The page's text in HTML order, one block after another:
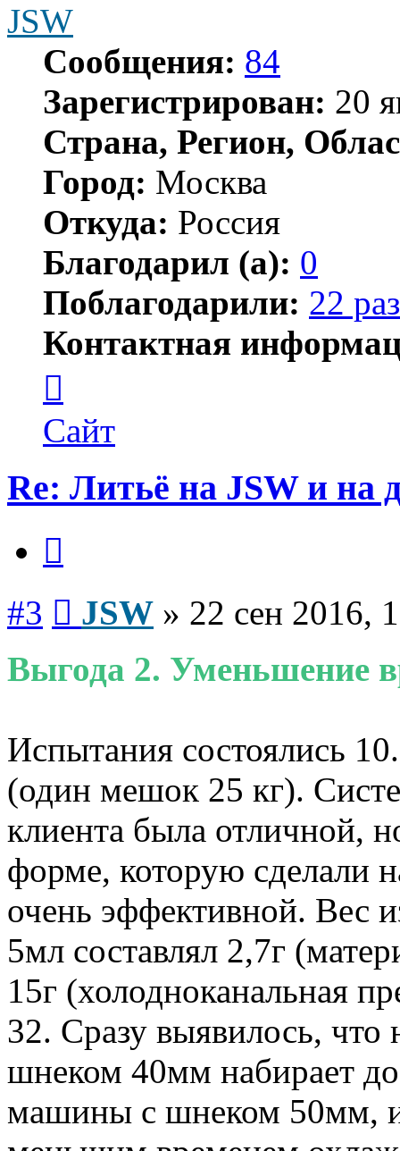
JSW
Сообщения: 84
Зарегистрирован: 20
Страна, Регион,
Город: Москва
Откуда: Россия
Благодарил (а): 0
Поблагодарили: 22
Контактная
пользователя
JSW
Сайт
Re: Литьё на JSW и на
#3 JSW » 22 сен 2016,
Выгода 2. Уменьшение
Испытания состоялись
(один мешок 25 кг).
клиента была отличной,
форме, которую сделали
очень эффективной. Вес
5мл составлял 2,7г
15г (холодноканальная
32. Сразу выявилось, что
шнеком 40мм набирает
машины с шнеком 50мм,